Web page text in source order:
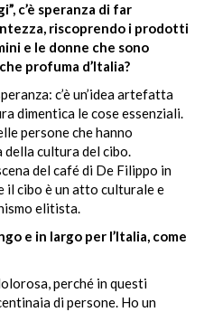
c’è speranza di far
riscoprendo i prodotti
e le donne che sono
profuma d’Italia?
c’è un’idea artefatta
dimentica le cose essenziali.
persone che hanno
cultura del cibo.
del café di De Filippo in
il cibo è un atto culturale e
elitista.
e in largo per l’Italia, come
perché in questi
di persone. Ho un